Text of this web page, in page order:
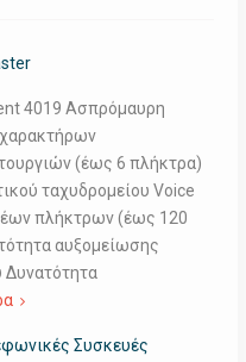
4019 Ασπρόμαυρη
(έως 6 πλήκτρα)
ταχυδρομείου Voice
πλήκτρων (έως 120
αυξομείωσης
Δυνατότητα
Συσκευές